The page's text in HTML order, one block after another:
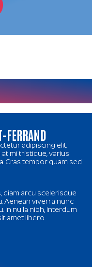
FERRAND
adipiscing elit.
mi tristique, varius
Cras tempor quam sed
diam arcu scelerisque
Aenean viverra nunc
In nulla nibh, interdum
amet libero.